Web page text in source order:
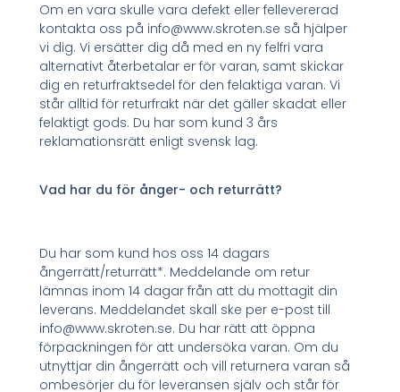
Om en vara skulle vara defekt eller fellevererad
kontakta oss på info@www.skroten.se så hjälper
vi dig. Vi ersätter dig då med en ny felfri vara
alternativt återbetalar er för varan, samt skickar
dig en returfraktsedel för den felaktiga varan. Vi
står alltid för returfrakt när det gäller skadat eller
felaktigt gods. Du har som kund 3 års
reklamationsrätt enligt svensk lag.
Vad har du för ånger- och returrätt?
Du har som kund hos oss 14 dagars
ångerrätt/returrätt*. Meddelande om retur
lämnas inom 14 dagar från att du mottagit din
leverans. Meddelandet skall ske per e-post till
info@www.skroten.se. Du har rätt att öppna
förpackningen för att undersöka varan. Om du
utnyttjar din ångerrätt och vill returnera varan så
ombesörjer du för leveransen själv och står för